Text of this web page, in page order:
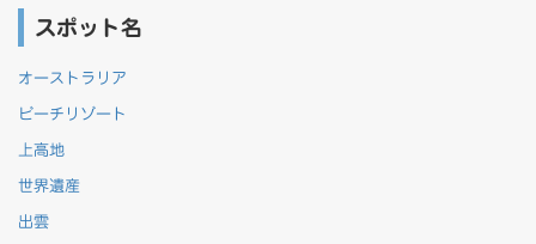
スポット名
オーストラリア
ビーチリゾート
上高地
世界遺産
出雲